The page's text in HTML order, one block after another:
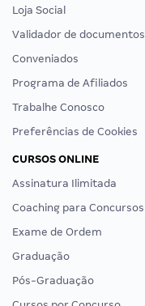
Loja Social
Validador de documentos
Conveniados
Programa de Afiliados
Trabalhe Conosco
Preferências de Cookies
CURSOS ONLINE
Assinatura Ilimitada
Coaching para Concursos
Exame de Ordem
Graduação
Pós-Graduação